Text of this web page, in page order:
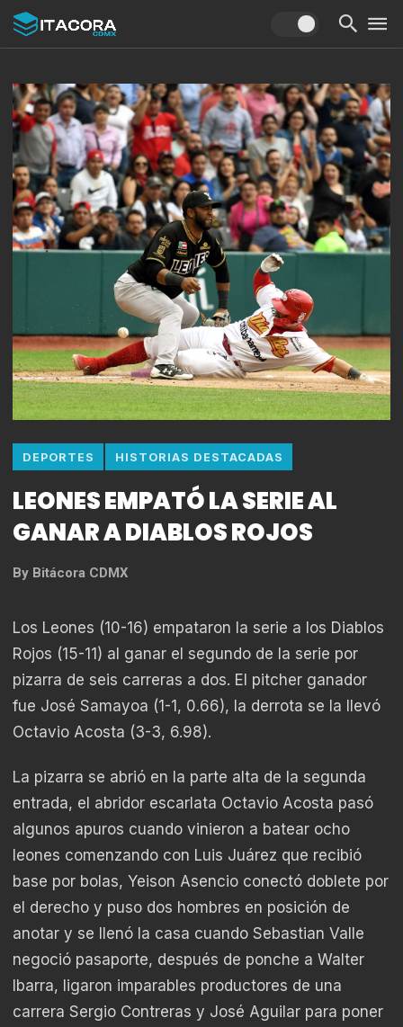
DEPORTES HISTORIAS DESTACADAS
LEONES EMPATÓ LA SERIE AL
GANAR A DIABLOS ROJOS
By Bitácora CDMX
Los Leones (10-16) empataron la serie a los Diablos
Rojos (15-11) al ganar el segundo de la serie por
pizarra de seis carreras a dos. El pitcher ganador
fue José Samayoa (1-1, 0.66), la derrota se la llevó
Octavio Acosta (3-3, 6.98).
La pizarra se abrió en la parte alta de la segunda
entrada, el abridor escarlata Octavio Acosta pasó
algunos apuros cuando vinieron a batear ocho
leones comenzando con Luis Juárez que recibió
base por bolas, Yeison Asencio conectó doblete por
el derecho y puso dos hombres en posición de
anotar y se llenó la casa cuando Sebastian Valle
negoció pasaporte, después de ponche a Walter
Ibarra, ligaron imparables productores de una
carrera Sergio Contreras y José Aguilar para poner